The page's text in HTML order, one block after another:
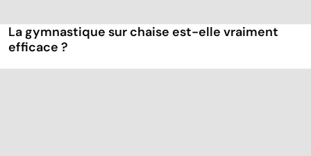
La gymnastique sur chaise est-elle vraiment
efficace ?